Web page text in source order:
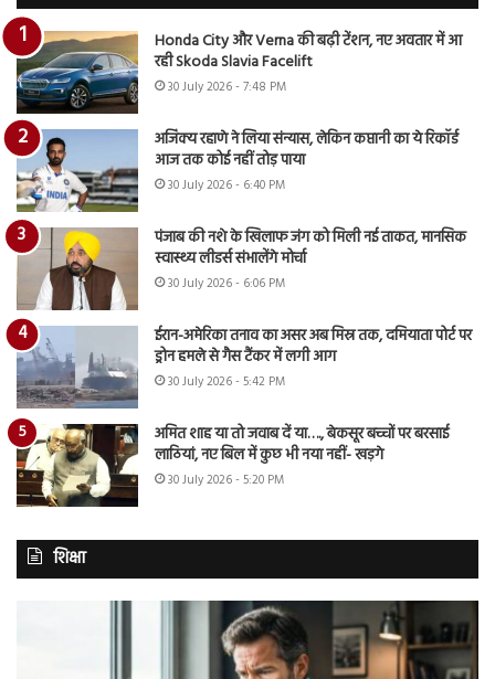
Honda City और Verna की बढ़ी टेंशन, नए अवतार में आ
रही Skoda Slavia Facelift
30 July 2026 - 7:48 PM
अजिंक्य रहाणे ने लिया संन्यास, लेकिन कप्तानी का ये रिकॉर्ड
आज तक कोई नहीं तोड़ पाया
30 July 2026 - 6:40 PM
पंजाब की नशे के खिलाफ जंग को मिली नई ताकत, मानसिक
स्वास्थ्य लीडर्स संभालेंगे मोर्चा
30 July 2026 - 6:06 PM
ईरान-अमेरिका तनाव का असर अब मिस्र तक, दमियाता पोर्ट पर
ड्रोन हमले से गैस टैंकर में लगी आग
30 July 2026 - 5:42 PM
अमित शाह या तो जवाब दें या…., बेकसूर बच्चों पर बरसाई
लाठियां, नए बिल में कुछ भी नया नहीं- खड़गे
30 July 2026 - 5:20 PM
शिक्षा